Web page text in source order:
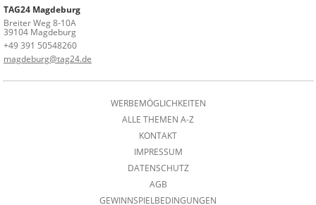
TAG24 Magdeburg
Breiter Weg 8-10A
39104 Magdeburg
+49 391 50548260
magdeburg@tag24.de
WERBEMÖGLICHKEITEN
ALLE THEMEN A-Z
KONTAKT
IMPRESSUM
DATENSCHUTZ
AGB
GEWINNSPIELBEDINGUNGEN